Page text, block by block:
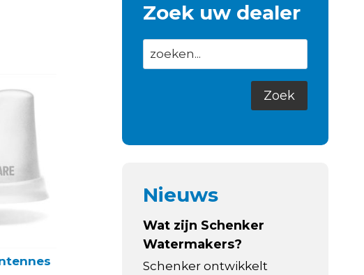
Zoek uw dealer
Nieuws
Wat zijn Schenker
Watermakers?
Schenker ontwikkelt